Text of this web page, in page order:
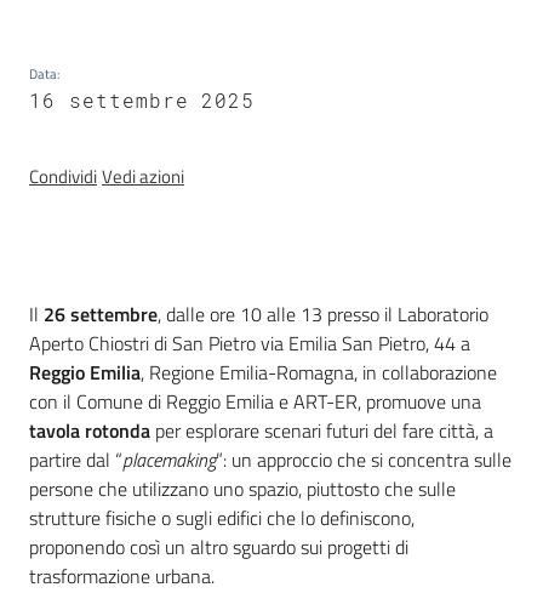
Leggi Atti Bandi
Data:
16 settembre 2025
CondividiVedi azioni
Introduzione
Il 26 settembre, dalle ore 10 alle 13 presso il Laboratorio
Aperto Chiostri di San Pietro via Emilia San Pietro, 44 a
Reggio Emilia, Regione Emilia-Romagna, in collaborazione
con il Comune di Reggio Emilia e ART-ER, promuove una
tavola rotonda per esplorare scenari futuri del fare città, a
partire dal “placemaking”: un approccio che si concentra sulle
persone che utilizzano uno spazio, piuttosto che sulle
strutture fisiche o sugli edifici che lo definiscono,
proponendo così un altro sguardo sui progetti di
trasformazione urbana.